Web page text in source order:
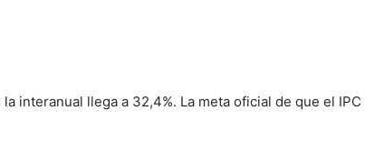
interanual llega a 32,4%. La meta oficial de que el